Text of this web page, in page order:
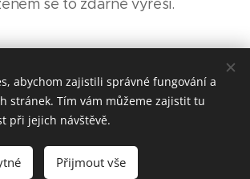
se to zdárně vyřeší.
© 2026 positivJE. Všechna práva vyhrazena.
Cookies
abychom zajistili správné fungování a
stránek. Tím vám můžeme zajistit tu
při jejich návštěvě.
Přijmout vše